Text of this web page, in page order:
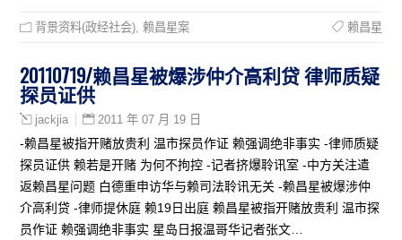
背景资料(政经社会) ,赖昌星案 赖昌星
20110719/赖昌星被爆涉仲介高利贷 律师质疑
探员证供
jackjia 2011 年 07 月 19 日
-赖昌星被指开赌放贵利 温市探员作证 赖强调绝非事实 -律师质疑
探员证供 赖若是开赌 为何不拘控 -记者挤爆聆讯室 -中方关注遣
返赖昌星问题 白德重申访华与赖司法聆讯无关 -赖昌星被爆涉仲
介高利贷 -律师提休庭 赖19日出庭 赖昌星被指开赌放贵利 温市探
员作证 赖强调绝非事实 星岛日报温哥华记者张文…